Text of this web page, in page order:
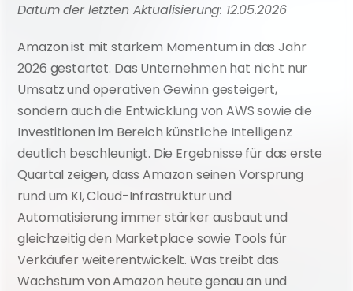
Datum der letzten Aktualisierung: 12.05.2026
Amazon ist mit starkem Momentum in das Jahr
2026 gestartet. Das Unternehmen hat nicht nur
Umsatz und operativen Gewinn gesteigert,
sondern auch die Entwicklung von AWS sowie die
Investitionen im Bereich künstliche Intelligenz
deutlich beschleunigt. Die Ergebnisse für das erste
Quartal zeigen, dass Amazon seinen Vorsprung
rund um KI, Cloud-Infrastruktur und
Automatisierung immer stärker ausbaut und
gleichzeitig den Marketplace sowie Tools für
Verkäufer weiterentwickelt. Was treibt das
Wachstum von Amazon heute genau an und